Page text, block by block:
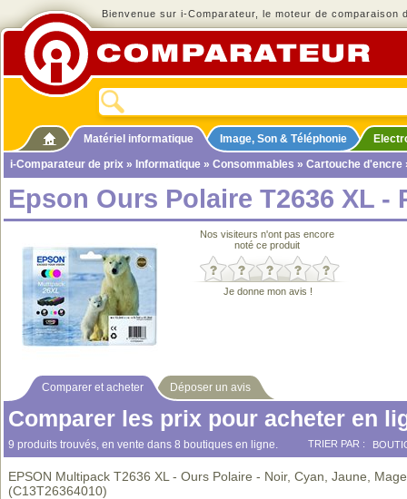
Bienvenue sur i-Comparateur, le moteur de comparaison
Matériel informatique Image, Son & Téléphonie
i-Comparateur de prix » Informatique » Consommables » Cartouche d'encre
Epson Ours Polaire T2636 XL -
Nos visiteurs n'ont pas encore
noté ce produit
Je donne mon avis !
Comparer et acheter Déposer un avis
Comparer les prix pour acheter en
9 produits trouvés, en vente dans 8 boutiques en ligne. TRIER PAR :
EPSON Multipack T2636 XL - Ours Polaire - Noir, Cyan, Jaune,
(C13T26364010)